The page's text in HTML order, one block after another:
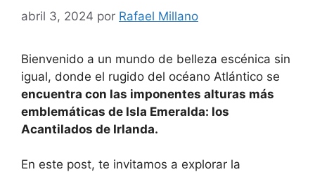
abril 3, 2024 por Rafael Millano
Bienvenido a un mundo de belleza escénica sin
igual, donde el rugido del océano Atlántico se
encuentra con las imponentes alturas más
emblemáticas de Isla Emeralda: los
Acantilados de Irlanda.
En este post, te invitamos a explorar la